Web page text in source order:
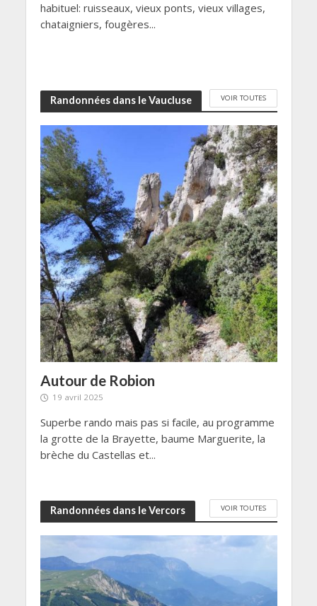
habituel: ruisseaux, vieux ponts, vieux villages,
chataigniers, fougères...
Randonnées dans le Vaucluse VOIR TOUTES
Autour de Robion
19 avril 2025
Superbe rando mais pas si facile, au programme
la grotte de la Brayette, baume Marguerite, la
brèche du Castellas et...
Randonnées dans le Vercors VOIR TOUTES